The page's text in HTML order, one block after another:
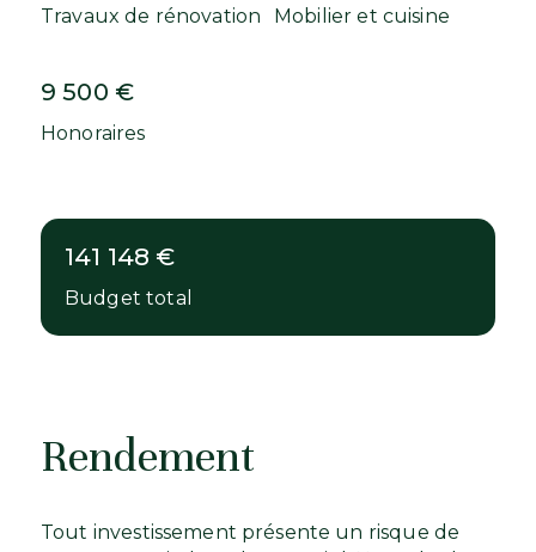
Travaux de rénovation Mobilier et cuisine
9 500 €
Honoraires
141 148 €
Budget total
Rendement
Tout investissement présente un risque de